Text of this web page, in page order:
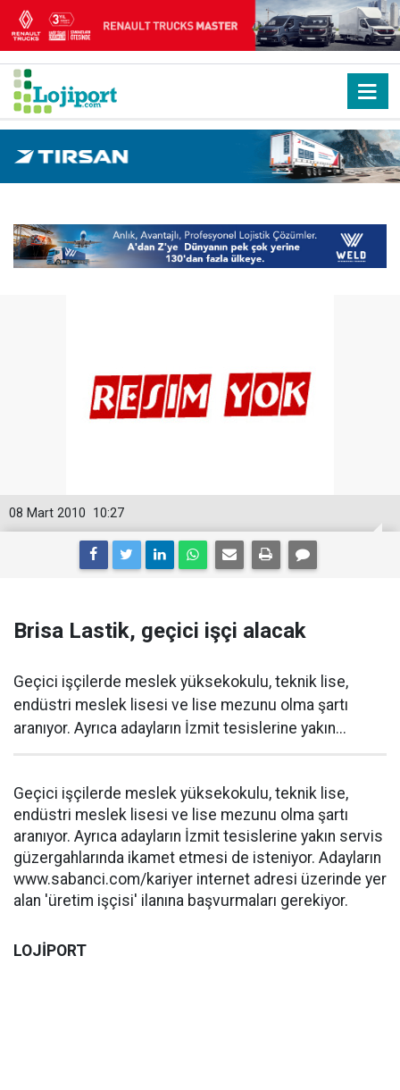
10:27
08 Mart 2010
Brisa Lastik, geçici işçi alacak
Geçici işçilerde meslek yüksekokulu, teknik lise,
endüstri meslek lisesi ve lise mezunu olma şartı
aranıyor. Ayrıca adayların İzmit tesislerine yakın...
Geçici işçilerde meslek yüksekokulu, teknik lise,
endüstri meslek lisesi ve lise mezunu olma şartı
aranıyor. Ayrıca adayların İzmit tesislerine yakın servis
güzergahlarında ikamet etmesi de isteniyor. Adayların
www.sabanci.com/kariyer internet adresi üzerinde yer
alan 'üretim işçisi' ilanına başvurmaları gerekiyor.
LOJİPORT